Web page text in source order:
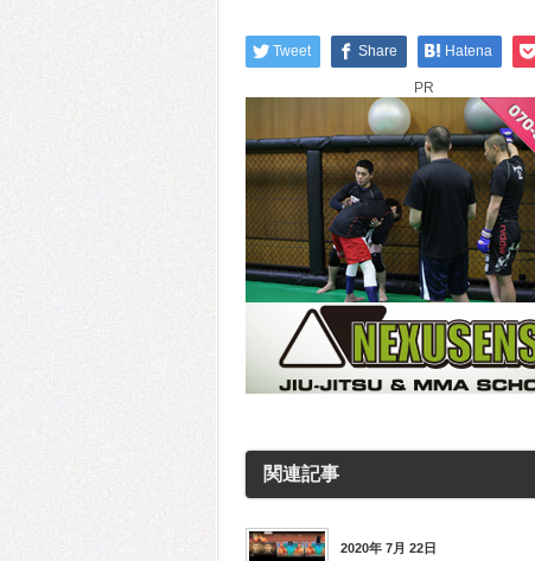
Tweet Share Hatena
PR
関連記事
2020年 7月 22日